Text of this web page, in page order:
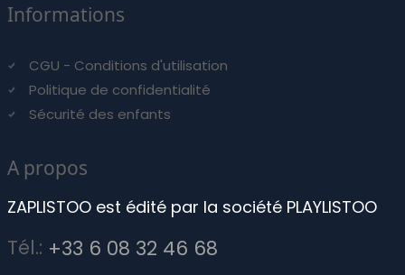
Informations
CGU - Conditions d'utilisation
Politique de confidentialité
Sécurité des enfants
A propos
ZAPLISTOO est édité par la société PLAYLISTOO
Tél.: +33 6 08 32 46 68